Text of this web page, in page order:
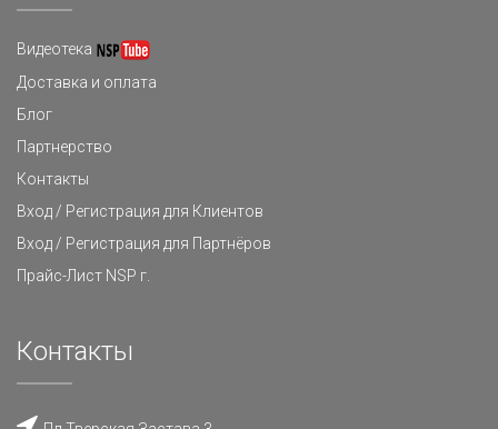
Видеотека
Доставка и оплата
Блог
Партнерство
Контакты
Вход / Регистрация для Клиентов
Вход / Регистрация для Партнёров
Прайс-Лист NSP г.
Контакты